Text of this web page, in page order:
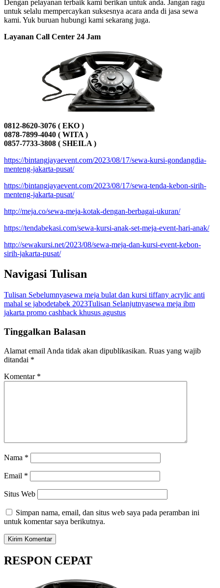
Dengan pelayanan terbaik kami berikan untuk anda. Jangan ragu
untuk selalu mempercaykan suksesnya acara anda di jasa sewa
kami. Yuk buruan hubungi kami sekarang juga.
Layanan Call Center 24 Jam
0812-8620-3076 ( EKO )
0878-7899-4040 ( WITA )
0857-7733-3808 ( SHEILA )
https://bintangjayaevent.com/2023/08/17/sewa-kursi-gondangdia-
menteng-jakarta-pusat/
https://bintangjayaevent.com/2023/08/17/sewa-tenda-kebon-sirih-
menteng-jakarta-pusat/
http://meja.co/sewa-meja-kotak-dengan-berbagai-ukuran/
https://tendabekasi.com/sewa-kursi-anak-set-meja-event-hari-anak/
http://sewakursi.net/2023/08/sewa-meja-dan-kursi-event-kebon-
sirih-jakarta-pusat/
Navigasi Tulisan
Tulisan Sebelumnyasewa meja bulat dan kursi tiffany acrylic anti
mahal se jabodetabek 2023Tulisan Selanjutnyasewa meja ibm
jakarta promo cashback khusus agustus
Tinggalkan Balasan
Alamat email Anda tidak akan dipublikasikan. Ruas yang wajib
ditandai *
Komentar *
Nama *
Email *
Situs Web
Simpan nama, email, dan situs web saya pada peramban ini
untuk komentar saya berikutnya.
RESPON CEPAT